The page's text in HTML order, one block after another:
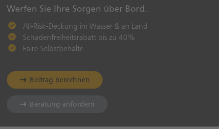
Werfen Sie Ihre Sorgen über Bord.
All-Risk-Deckung im Wasser & an Land
Schadenfreiheitsrabatt bis zu 40%
Faire Selbstbehalte
Beitrag berechnen
Beratung anfordern